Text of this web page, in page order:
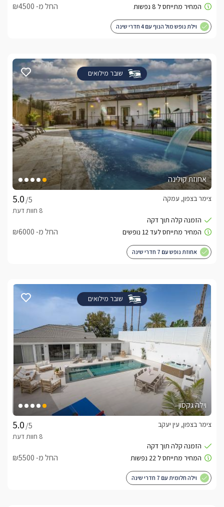
החל מ- ₪4500
וילת נופש מול הנוף עם 4 חדרי שינה
שובר מילואים
אחוזת קולינה
/5
צימר בצפון, עמקה
החל מ- ₪6000
אחוזת נופש עם 7 חדרי שינה
שובר מילואים
וילה גקסון
/5
צימר בצפון, עין יעקב
החל מ- ₪5500
וילה חלומית עם 7 חדרי שינה